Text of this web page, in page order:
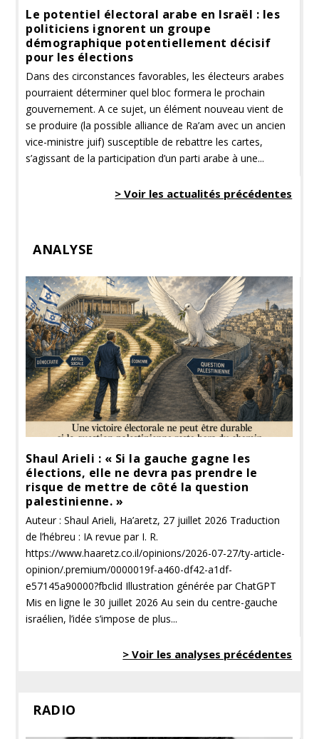
Le potentiel électoral arabe en Israël : les
politiciens ignorent un groupe
démographique potentiellement décisif
pour les élections
Dans des circonstances favorables, les électeurs arabes
pourraient déterminer quel bloc formera le prochain
gouvernement. A ce sujet, un élément nouveau vient de
se produire (la possible alliance de Ra’am avec un ancien
vice-ministre juif) susceptible de rebattre les cartes,
s’agissant de la participation d’un parti arabe à une...
> Voir les actualités précédentes
ANALYSE
Shaul Arieli : « Si la gauche gagne les
élections, elle ne devra pas prendre le
risque de mettre de côté la question
palestinienne. »
Auteur : Shaul Arieli, Ha’aretz, 27 juillet 2026 Traduction
de l’hébreu : IA revue par I. R.
https://www.haaretz.co.il/opinions/2026-07-27/ty-article-
opinion/.premium/0000019f-a460-df42-a1df-
e57145a90000?fbclid Illustration générée par ChatGPT
Mis en ligne le 30 juillet 2026 Au sein du centre-gauche
israélien, l’idée s’impose de plus...
> Voir les analyses précédentes
RADIO